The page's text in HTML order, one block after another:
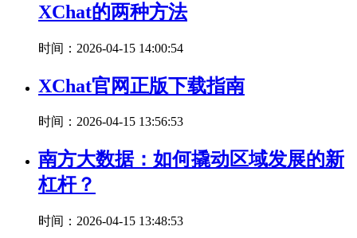
XChat的两种方法
时间：2026-04-15 14:00:54
XChat官网正版下载指南
时间：2026-04-15 13:56:53
南方大数据：如何撬动区域发展的新
杠杆？
时间：2026-04-15 13:48:53